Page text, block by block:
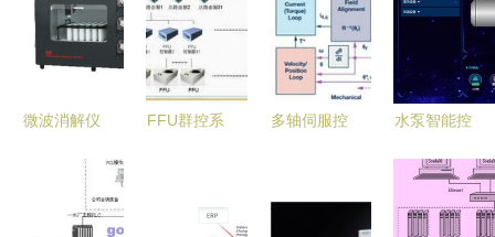
微波消解仪
设备 智能
化引领样品
FFU群控系
多轴伺服控
水泵智能控
统 全面提
升水利设施